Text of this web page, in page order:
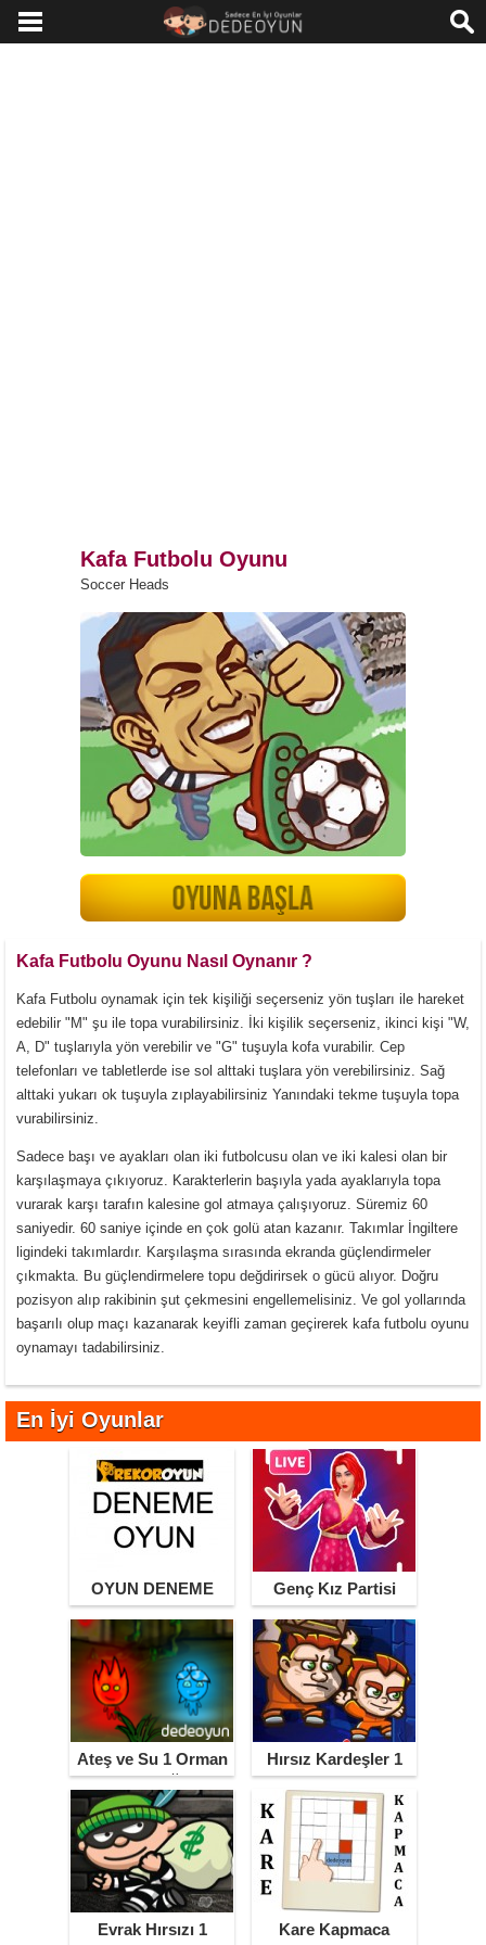
Kafa Futbolu Oyunu
Soccer Heads
Kafa Futbolu Oyunu Nasıl Oynanır ?
Kafa Futbolu oynamak için tek kişiliği seçerseniz yön tuşları ile hareket
edebilir "M" şu ile topa vurabilirsiniz. İki kişilik seçerseniz, ikinci kişi "W,
A, D" tuşlarıyla yön verebilir ve "G" tuşuyla kofa vurabilir. Cep
telefonları ve tabletlerde ise sol alttaki tuşlara yön verebilirsiniz. Sağ
alttaki yukarı ok tuşuyla zıplayabilirsiniz Yanındaki tekme tuşuyla topa
vurabilirsiniz.
Sadece başı ve ayakları olan iki futbolcusu olan ve iki kalesi olan bir
karşılaşmaya çıkıyoruz. Karakterlerin başıyla yada ayaklarıyla topa
vurarak karşı tarafın kalesine gol atmaya çalışıyoruz. Süremiz 60
saniyedir. 60 saniye içinde en çok golü atan kazanır. Takımlar İngiltere
ligindeki takımlardır. Karşılaşma sırasında ekranda güçlendirmeler
çıkmakta. Bu güçlendirmelere topu değdirirsek o gücü alıyor. Doğru
pozisyon alıp rakibinin şut çekmesini engellemelisiniz. Ve gol yollarında
başarılı olup maçı kazanarak keyifli zaman geçirerek kafa futbolu oyunu
oynamayı tadabilirsiniz.
En İyi Oyunlar
OYUN DENEME Genç Kız Partisi
Ateş ve Su 1 Orman
Tapınağı
Hırsız Kardeşler 1
Evrak Hırsızı 1 Kare Kapmaca